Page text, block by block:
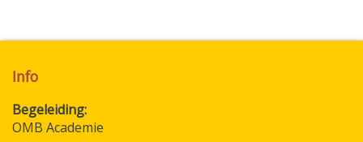
Info
Begeleiding
OMB Academie